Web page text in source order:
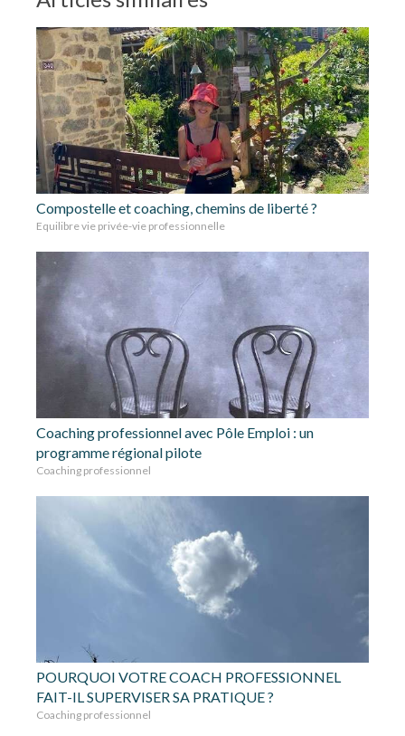
Compostelle et coaching, chemins de liberté ?
Equilibre vie privée-vie professionnelle
Coaching professionnel avec Pôle Emploi : un
programme régional pilote
Coaching professionnel
POURQUOI VOTRE COACH PROFESSIONNEL
FAIT-IL SUPERVISER SA PRATIQUE ?
Coaching professionnel